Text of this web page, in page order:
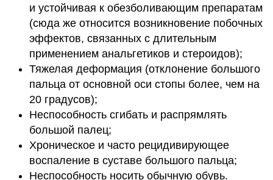
и устойчивая к обезболивающим препаратам
(сюда же относится возникновение побочных
эффектов, связанных с длительным
применением анальгетиков и стероидов);
Тяжелая деформация (отклонение большого
пальца от основной оси стопы более, чем на
20 градусов);
Неспособность сгибать и распрямлять
большой палец;
Хроническое и часто рецидивирующее
воспаление в суставе большого пальца;
Неспособность носить обычную обувь.